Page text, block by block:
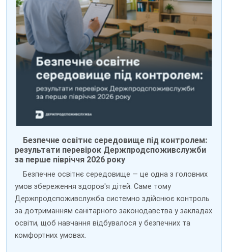
Безпечне освітнє середовище під контролем:
результати перевірок Держпродспоживслужби
за перше півріччя 2026 року
Безпечне освітнє середовище — це одна з головних
умов збереження здоров'я дітей. Саме тому
Держпродспоживслужба системно здійснює контроль
за дотриманням санітарного законодавства у закладах
освіти, щоб навчання відбувалося у безпечних та
комфортних умовах.